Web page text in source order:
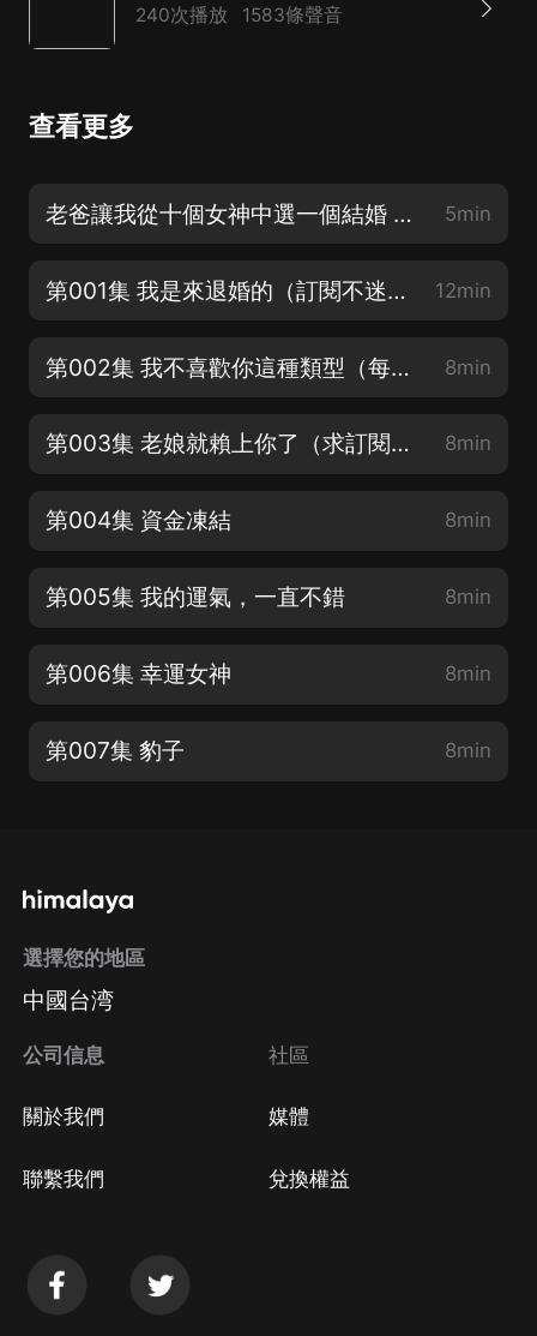
240次播放 1583條聲音
查看更多
老爸讓我從十個女神中選一個結婚 片花（好書，強烈推薦！） 5min
第001集 我是來退婚的（訂閱不迷路哦~筆芯❤） 12min
第002集 我不喜歡你這種類型（每天10點，日更3集，超人氣漫畫原著小說哦~） 8min
第003集 老娘就賴上你了（求訂閱+五星好評+轉發+月票，可加更哦~） 8min
第004集 資金凍結 8min
第005集 我的運氣，一直不錯 8min
第006集 幸運女神 8min
第007集 豹子 8min
選擇您的地區
中國台湾
公司信息
關於我們
聯繫我們
社區
媒體
兌換權益